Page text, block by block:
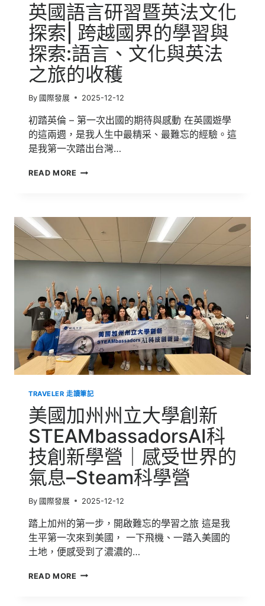
英國語言研習暨英法文化
探索| 跨越國界的學習與
探索:語言、文化與英法
之旅的收穫
By 國際發展 2025-12-12
初踏英倫 – 第一次出國的期待與感動 在英國遊學
的這兩週，是我人生中最精采、最難忘的經驗。這
是我第一次踏出台灣…
READ MORE
習
法
文
探
索|
跨
越
國
界
學
與
索:
語
言、
文
化
與
英
旅
的
收
穫
TRAVELER 走讀筆記
美國加州州立大學創新
STEAMbassadorsAI科
技創新學營｜感受世界的
氣息–Steam科學營
By 國際發展 2025-12-12
踏上加州的第一步，開啟難忘的學習之旅 這是我
生平第一次來到美國， 一下飛機、一踏入美國的
土地，便感受到了濃濃的…
READ MORE 美